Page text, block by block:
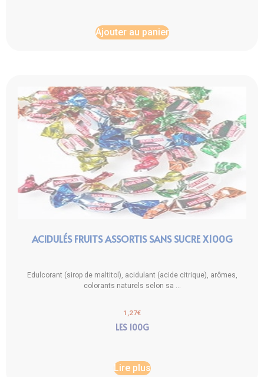
Ajouter au panier
ACIDULÉS FRUITS ASSORTIS SANS SUCRE X100G
Edulcorant (sirop de maltitol), acidulant (acide citrique), arômes,
colorants naturels selon sa ...
1,27€
LES 100G
Lire plus